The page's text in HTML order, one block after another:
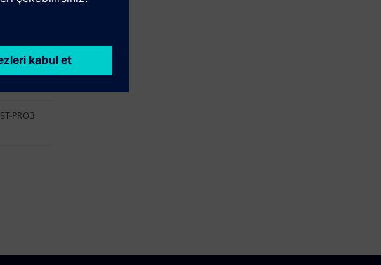
ST-PRO3